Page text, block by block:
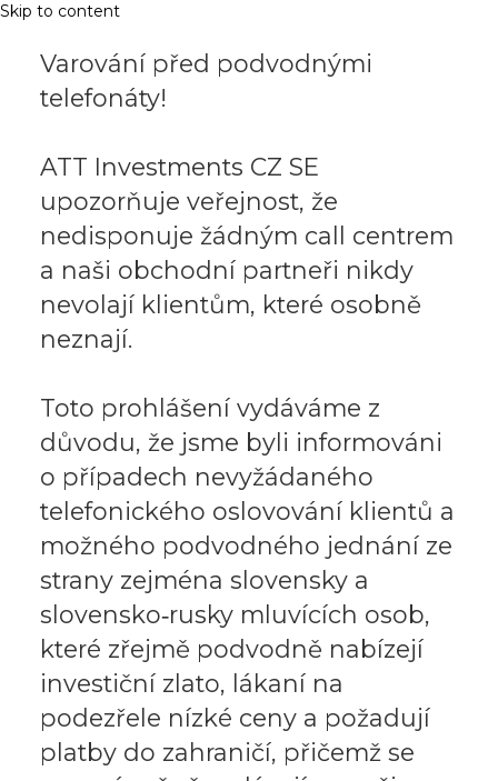
Skip to content
Varování před podvodnými
telefonáty!
ATT Investments CZ SE
upozorňuje veřejnost, že
nedisponuje žádným call centrem
a naši obchodní partneři nikdy
nevolají klientům, které osobně
neznají.
Toto prohlášení vydáváme z
důvodu, že jsme byli informováni
o případech nevyžádaného
telefonického oslovování klientů a
možného podvodného jednání ze
strany zejména slovensky a
slovensko‑rusky mluvících osob,
které zřejmě podvodně nabízejí
investiční zlato, lákaní na
podezřele nízké ceny a požadují
platby do zahraničí, přičemž se